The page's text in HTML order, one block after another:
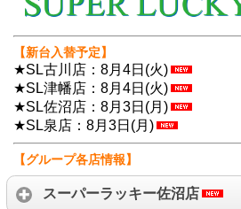
【新台入替予定】
★SL古川店：8月4日(火)
★SL津幡店：8月4日(火)
★SL佐沼店：8月3日(月)
★SL泉店：8月3日(月)
【グループ各店情報】
スーパーラッキー佐沼店